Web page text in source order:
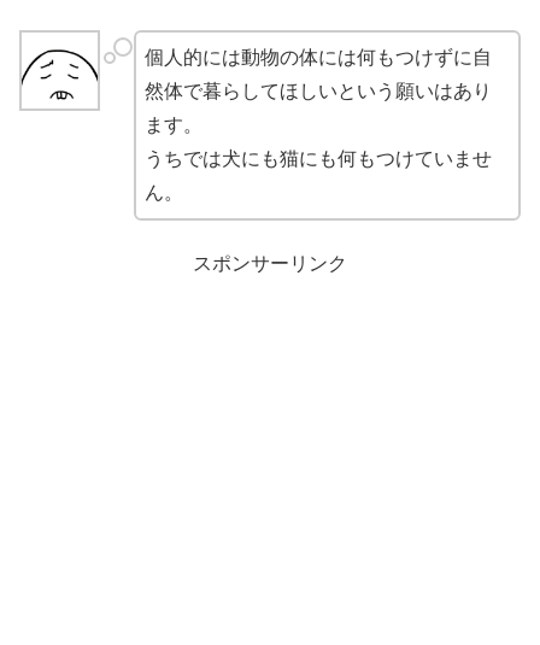
個人的には動物の体には何もつけずに自
然体で暮らしてほしいという願いはあり
ます。
うちでは犬にも猫にも何もつけていませ
ん。
スポンサーリンク